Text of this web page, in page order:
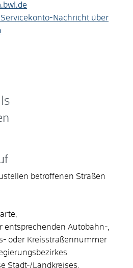
Servicekonto-Nachricht über
betroffenen Straßen
entsprechenden Autobahn-,
oder Kreisstraßennummer
Stadt-/Landkreises.